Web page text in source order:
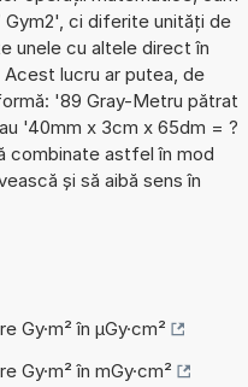
ci diferite unități de
unele cu altele direct în
lucru ar putea, de
'89 Gray-Metru pătrat
'40mm x 3cm x 65dm = ?
combinate astfel în mod
și să aibă sens în
Gy·m² în µGy·cm²
Gy·m² în mGy·cm²